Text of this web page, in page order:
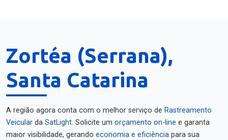
Zortéa (Serrana),
Santa Catarina
A região agora conta com o melhor serviço de Rastreamento
Veicular da SatLight. Solicite um orçamento on-line e garanta
maior visibilidade, gerando economia e eficiência para sua